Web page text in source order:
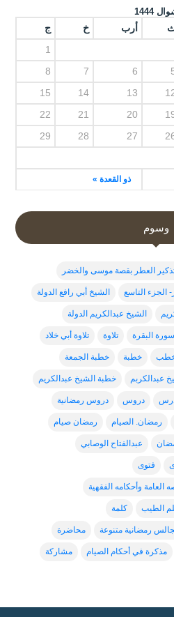
1444
أرب خ ج
ذو القعدة »
1
6
7
8
13
14
15
20
21
22
27
28
29
وسوم
العطر بقصة موسى والخضر
الجزء التاسع الشيخ أبي رافع الدولة
الشيخ عبدالكريم الدولة
البقرة تلاوة تلاوة أبي خلاد
خطبة خطبة الجمعة
عبدالكربم خطبة الشيخ عبدالكريم
دروس دروس رمضانية
رمضان. الصيام رمضان صيام
عبدالفتاح الوصابي
فتوى
وأحكامه الفقهية
الطيب كلمة
رمضانية متنوعة محاضرة
مذكرة في أحكام الصيام مشاركة